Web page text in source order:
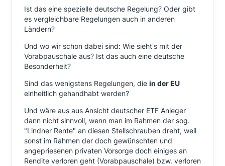
Ist das eine spezielle deutsche Regelung? Oder gibt
es vergleichbare Regelungen auch in anderen
Ländern?
Und wo wir schon dabei sind: Wie sieht's mit der
Vorabpauschale aus? Ist das auch eine deutsche
Besonderheit?
Sind das wenigstens Regelungen, die in der EU
einheitlich gehandhabt werden?
Und wäre aus aus Ansicht deutscher ETF Anleger
dann nicht sinnvoll, wenn man im Rahmen der sog.
"Lindner Rente" an diesen Stellschrauben dreht, weil
sonst im Rahmen der doch gewünschten und
angepriesenen privaten Vorsorge doch einiges an
Rendite verloren geht (Vorabpauschale) bzw. verloren